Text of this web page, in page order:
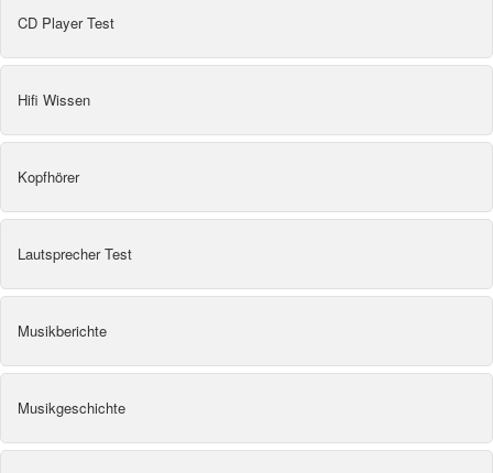
CD Player Test
Hifi Wissen
Kopfhörer
Lautsprecher Test
Musikberichte
Musikgeschichte